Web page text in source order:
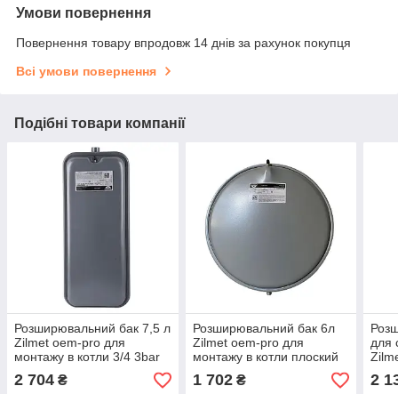
Умови повернення
Повернення товару впродовж 14 днів за рахунок покупця
Всі умови повернення
Подібні товари компанії
Розширювальний бак 7,5 л
Zilmet oem-pro для
монтажу в котли 3/4 3bar
прямокутний
2 704 ₴
Розширювальний бак 6л
Zilmet oem-pro для
монтажу в котли плоский
3bar 3/8'
1 702₴
для
2